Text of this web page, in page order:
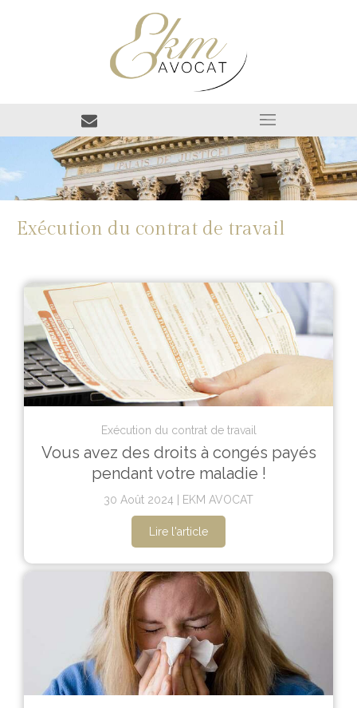
Exécution du contrat de travail
Exécution du contrat de travail
Vous avez des droits à congés payés
pendant votre maladie !
30 Août 2024 EKM AVOCAT
Lire l'article